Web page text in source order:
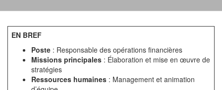
EN BREF
Poste : Responsable des opérations financières
Missions principales : Élaboration et mise en œuvre de
stratégies
Ressources humaines : Management et animation